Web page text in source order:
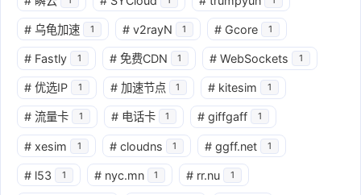
# 乌龟加速 1 # v2rayN 1 # Gcore 1
# Fastly 1 # 免费CDN 1 # WebSockets 1
# 优选IP 1 # 加速节点 1 # kitesim 1
# 流量卡 1 # 电话卡 1 # giffgaff 1
# xesim 1 # cloudns 1 # ggff.net 1
# l53 1 # nyc.mn 1 # rr.nu 1